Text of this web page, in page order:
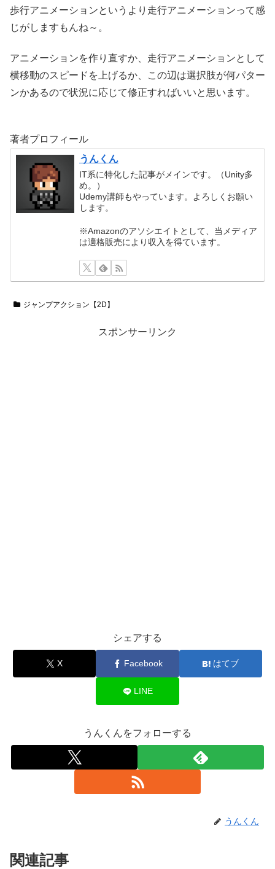
歩行アニメーションというより走行アニメーションって感
じがしますもんね～。
アニメーションを作り直すか、走行アニメーションとして
横移動のスピードを上げるか、この辺は選択肢が何パター
ンかあるので状況に応じて修正すればいいと思います。
著者プロフィール
うんくん
IT系に特化した記事がメインです。（Unity多
め。）
Udemy講師もやっています。よろしくお願い
します。
※Amazonのアソシエイトとして、当メディア
は適格販売により収入を得ています。
ジャンプアクション【2D】
スポンサーリンク
シェアする
X Facebook はてブ
LINE
うんくんをフォローする
うんくん
関連記事